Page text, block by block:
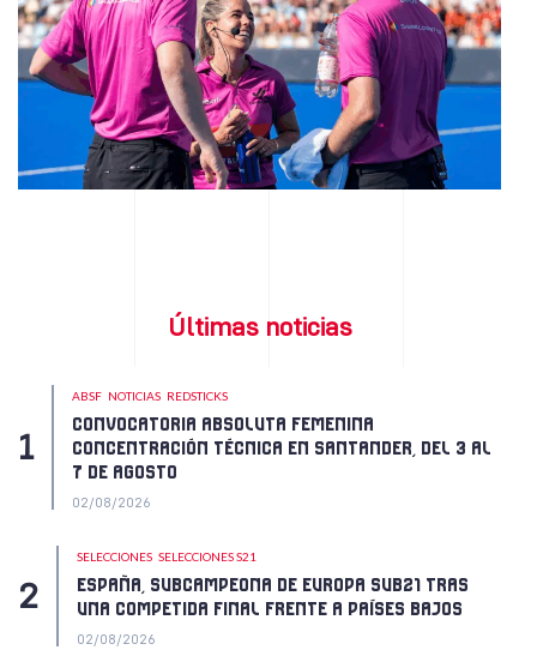
Últimas noticias
ABSF NOTICIAS REDSTICKS
CONVOCATORIA ABSOLUTA FEMENINA
CONCENTRACIÓN TÉCNICA EN SANTANDER, DEL 3 AL
7 DE AGOSTO
02/08/2026
SELECCIONES SELECCIONES S21
ESPAÑA, SUBCAMPEONA DE EUROPA SUB21 TRAS
UNA COMPETIDA FINAL FRENTE A PAÍSES BAJOS
02/08/2026